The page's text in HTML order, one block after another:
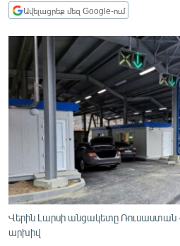
ՏՆՏԵՍՈՒԹՅՈՒՆ
ՂԱՐԱԲԱՂ
ՊԱՏԵՐԱԶՄԻ 6 ՇԱԲԱԹՆԵՐԸ
ՏԱՐԱԾԱՇՐՋԱՆ
ՄԻՋԱԶԳԱՅԻՆ
ՄՇԱԿՈՒՅԹ
ՍՊՈՐՏ
ՄԵԿՆԱԲԱՆՈՒԹՅՈՒՆ
ԿՈՐՈՆԱՎԻՐՈՒՍ
Ավելացրեք մեզ Google-ում
Վերին Լարսի անցակետը
արխիվ